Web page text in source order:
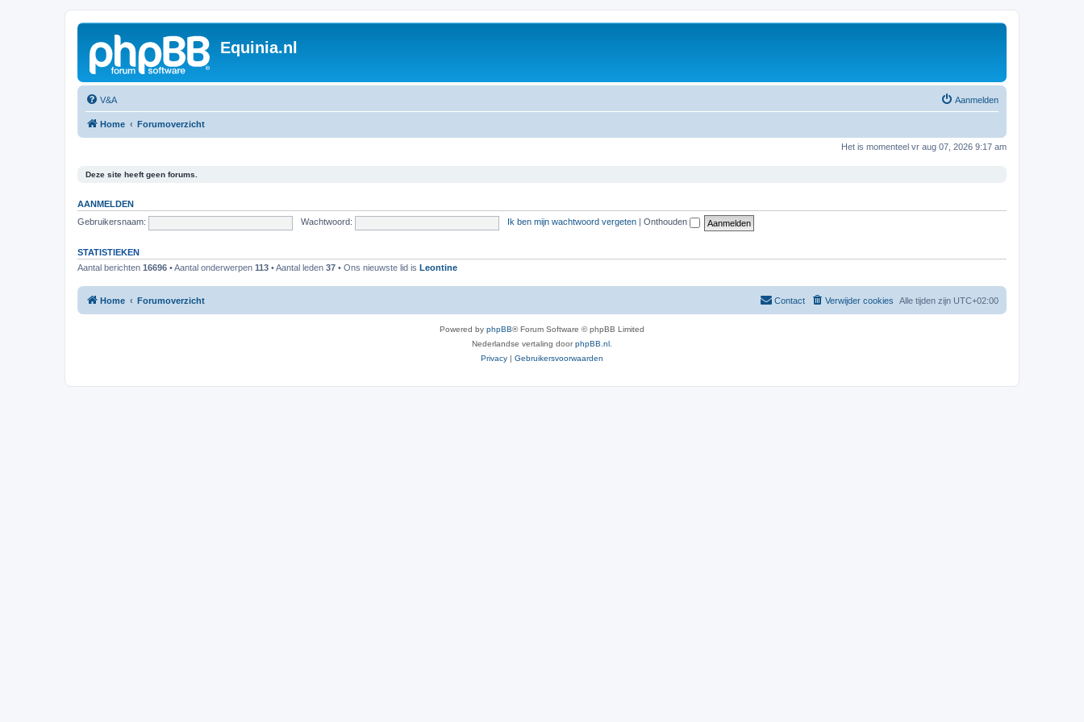
Equinia.nl
V&A Aanmelden
Home Forumoverzicht
Het is momenteel vr aug 07, 2026 9:17 am
Deze site heeft geen forums.
AANMELDEN
Gebruikersnaam:
Wachtwoord: Ik ben mijn wachtwoord vergeten Onthouden
STATISTIEKEN
Aantal berichten 16696 • Aantal onderwerpen 113 • Aantal leden 37 • Ons nieuwste lid is Leontine
Home Forumoverzicht Alle tijden zijn UTC+02:00
Verwijder cookies
Contact
Powered by phpBB® Forum Software © phpBB Limited
Nederlandse vertaling doorphpBB.nl
Privacy | Gebruikersvoorwaarden